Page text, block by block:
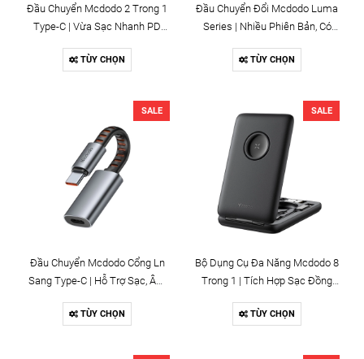
Đầu Chuyển Mcdodo 2 Trong 1
Type-C | Vừa Sạc Nhanh PD
TÙY CHỌN
Đầu Chuyển Đổi Mcdodo Luma
Series | Nhiều Phiên Bản, Có
TÙY CHỌN
SALE
Đầu Chuyển Mcdodo Cổng Ln
Sang Type-C | Hỗ Trợ Sạc, Âm
TÙY CHỌN
SALE
Bộ Dụng Cụ Đa Năng Mcdodo 8
Trong 1 | Tích Hợp Sạc Đồng
Chuyển
TÙY CHỌN